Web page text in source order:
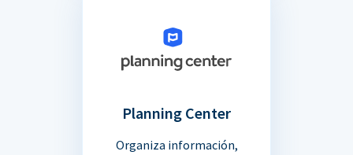
Planning Center
Organiza información,